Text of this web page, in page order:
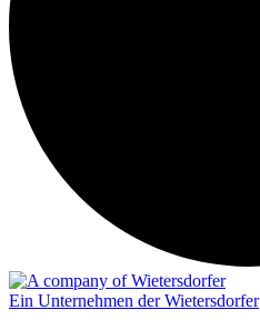
Ein Unternehmen der Wietersdorfer